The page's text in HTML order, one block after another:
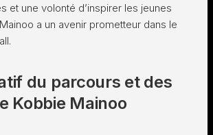
et une volonté d’inspirer les jeunes
a un avenir prometteur dans le
du parcours et des
Kobbie Mainoo